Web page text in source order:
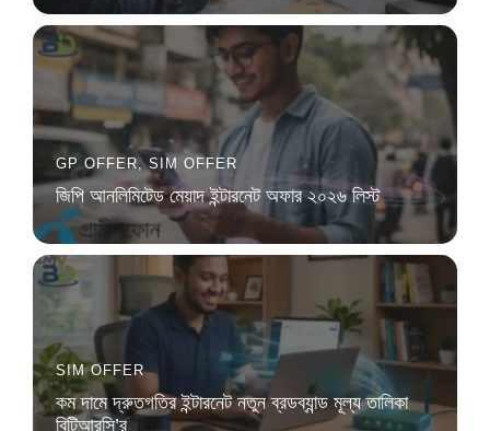
GP OFFER,SIM OFFER
জিপি আনলিমিটেড মেয়াদ ইন্টারনেট অফার ২০২৬ লিস্ট
SIM OFFER
কম দামে দ্রুতগতির ইন্টারনেট নতুন ব্রডব্যান্ড মূল্য তালিকা
বিটিআরসি’র